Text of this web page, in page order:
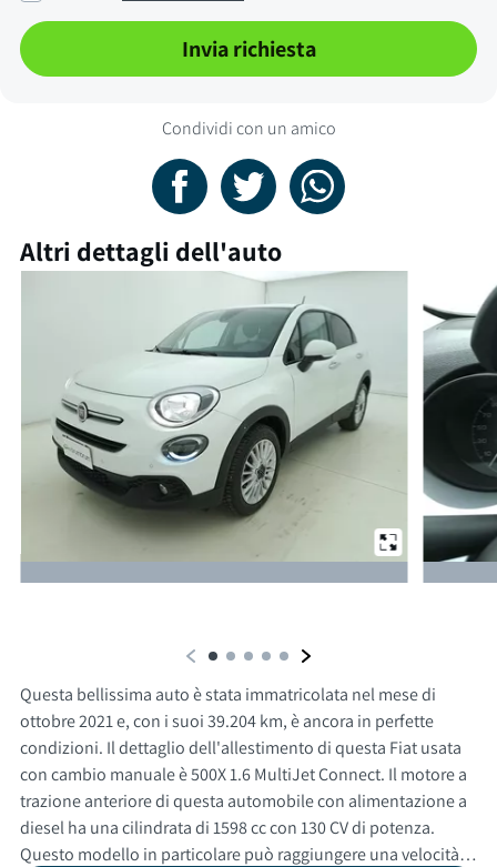
Invia richiesta
Condividi con un amico
Altri dettagli dell'auto
Da un'altra prospettiva
Questa bellissima auto è stata immatricolata nel mese di
ottobre 2021 e, con i suoi 39.204 km, è ancora in perfette
condizioni. Il dettaglio dell'allestimento di questa Fiat usata
con cambio manuale è 500X 1.6 MultiJet Connect. Il motore a
trazione anteriore di questa automobile con alimentazione a
diesel ha una cilindrata di 1598 cc con 130 CV di potenza.
Questo modello in particolare può raggiungere una velocità